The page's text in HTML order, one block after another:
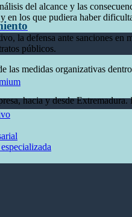
del alcance y las
en los que pudiera haber
la defensa ante sanciones
públicos.
las medidas organizativas
hacia y desde